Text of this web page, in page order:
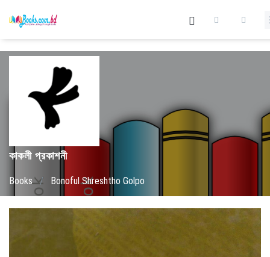
কাকলী প্রকাশনী
Books / Bonoful Shreshtho Golpo